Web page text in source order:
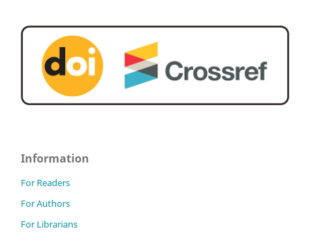
Information
For Readers
For Authors
For Librarians